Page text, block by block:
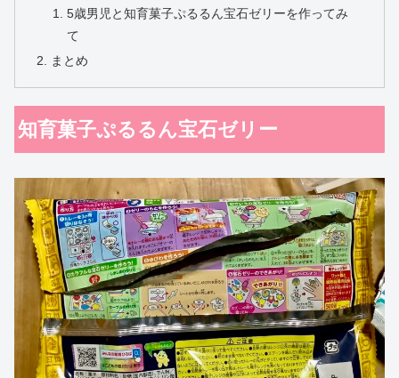
5歳男児と知育菓子ぷるるん宝石ゼリーを作ってみ
て
まとめ
知育菓子ぷるるん宝石ゼリー